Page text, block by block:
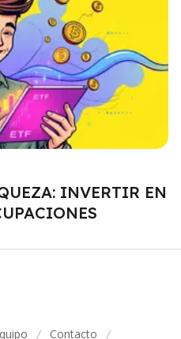
INVERTIR EN
/ Contacto /